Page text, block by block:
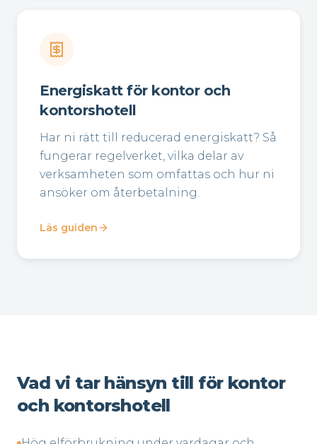
Energiskatt för kontor och
kontorshotell
Har ni rätt till reducerad energiskatt? Så
fungerar regelverket, vilka delar av
verksamheten som omfattas och hur ni
ansöker om återbetalning.
Läs guiden
Vad vi tar hänsyn till för kontor
och kontorshotell